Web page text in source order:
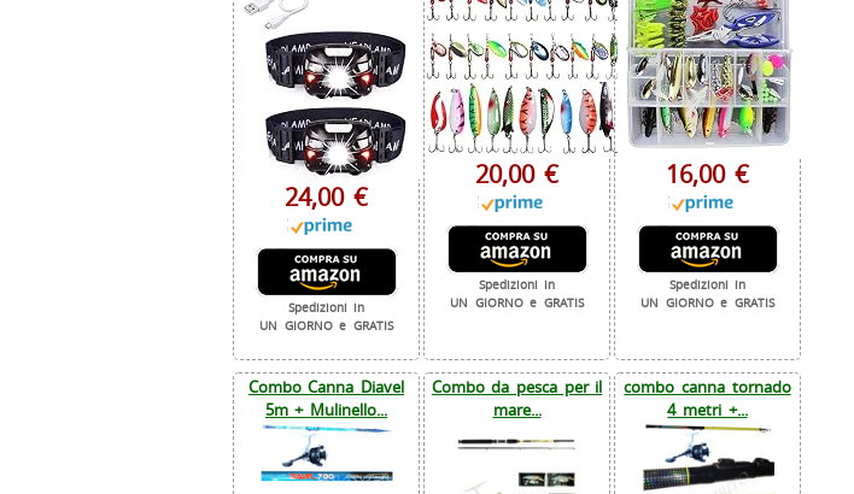
24,00 €
Spedizioni in
UN GIORNO e GRATIS
20,00 €
Spedizioni in
UN GIORNO e GRATIS
16,00 €
Spedizioni in
UN GIORNO e GRATIS
Combo Canna Diavel
5m + Mulinello...
Combo da pesca per il
mare...
combo canna tornado
4 metri +...